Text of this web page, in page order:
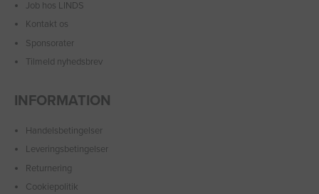
Job hos LINDS
Kontakt os
Sponsorater
Tilmeld nyhedsbrev
INFORMATION
Handelsbetingelser
Leveringsbetingelser
Returnering
Cookiepolitik